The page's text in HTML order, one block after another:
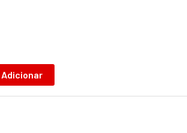
Adicionar